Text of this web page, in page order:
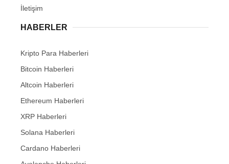
İletişim
HABERLER
Kripto Para Haberleri
Bitcoin Haberleri
Altcoin Haberleri
Ethereum Haberleri
XRP Haberleri
Solana Haberleri
Cardano Haberleri